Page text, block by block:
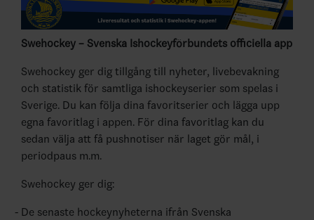
Swehockey – Svenska Ishockeyförbundets officiella app
Swehockey ger dig tillgång till nyheter, livebevakning
och statistik för samtliga ishockeyserier som spelas i
Sverige. Du kan följa dina favoritserier och lägga upp
egna favoritlag i appen. För dina favoritlag kan du
sedan välja att få pushnotiser när laget gör mål, i
periodpaus m.m.
Swehockey ger dig:
De senaste hockeynyheterna ifrån Svenska